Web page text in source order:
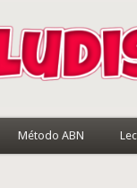
Método ABN